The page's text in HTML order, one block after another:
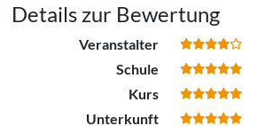
Details zur Bewertung
Veranstalter
Schule
Kurs
Unterkunft